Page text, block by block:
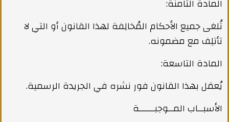
المادة الثامنة:
تُلغى جميع الأحكام المُخالِفة لهذا القانون أو التي لا
تأتلِف مع مضمونه.
المادة التاسعة:
يُعمَل بهذا القانون فور نشره في الجريدة الرسمية.
الأسبــاب المــوجبــــــة